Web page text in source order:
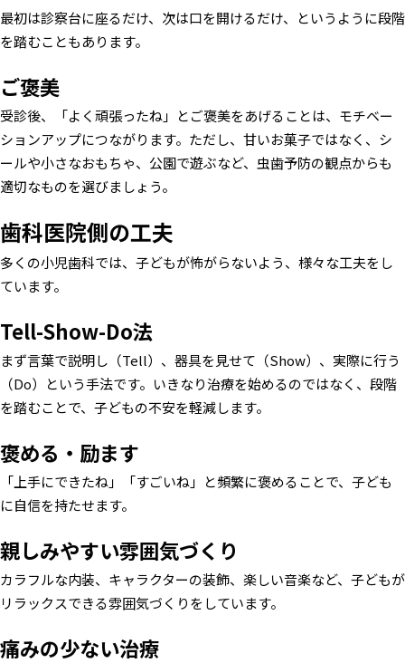
最初は診察台に座るだけ、次は口を開けるだけ、というように段階
を踏むこともあります。
ご褒美
受診後、「よく頑張ったね」とご褒美をあげることは、モチベー
ションアップにつながります。ただし、甘いお菓子ではなく、シ
ールや小さなおもちゃ、公園で遊ぶなど、虫歯予防の観点からも
適切なものを選びましょう。
歯科医院側の工夫
多くの小児歯科では、子どもが怖がらないよう、様々な工夫をし
ています。
Tell-Show-Do法
まず言葉で説明し（Tell）、器具を見せて（Show）、実際に行う
（Do）という手法です。いきなり治療を始めるのではなく、段階
を踏むことで、子どもの不安を軽減します。
褒める・励ます
「上手にできたね」「すごいね」と頻繁に褒めることで、子ども
に自信を持たせます。
親しみやすい雰囲気づくり
カラフルな内装、キャラクターの装飾、楽しい音楽など、子どもが
リラックスできる雰囲気づくりをしています。
痛みの少ない治療